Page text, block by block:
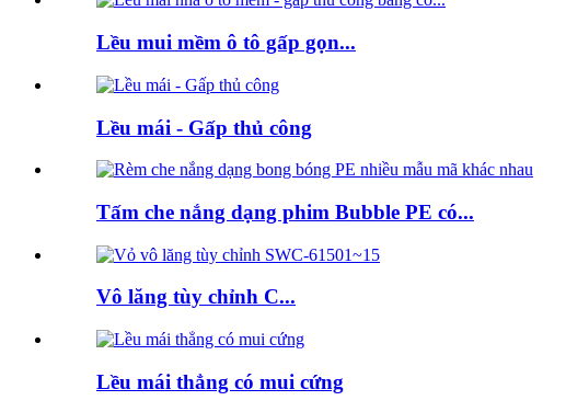
Lều mui mềm ô tô gấp gọn...
Lều mái - Gấp thủ công
Tấm che nắng dạng phim Bubble PE có...
Vô lăng tùy chỉnh C...
Lều mái thẳng có mui cứng